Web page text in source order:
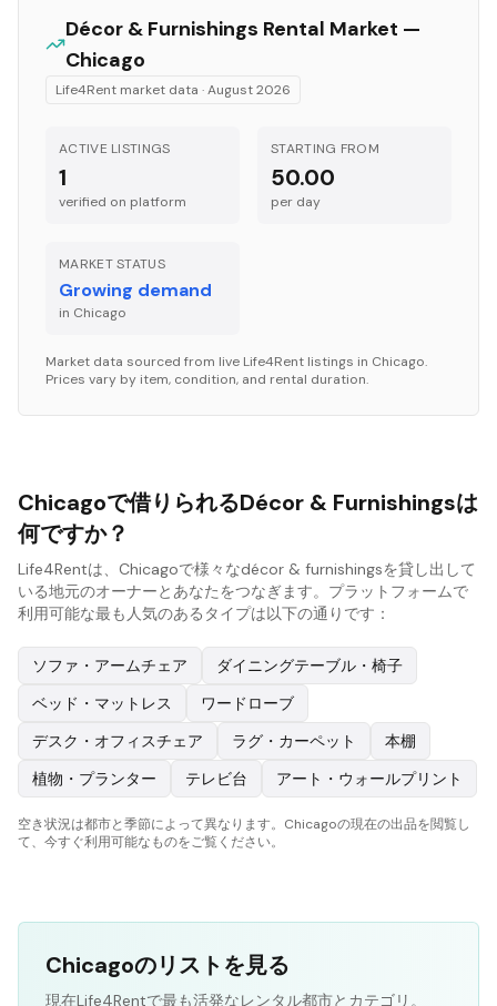
Décor & Furnishings Rental Market —
Chicago
Life4Rent market data ·August 2026
ACTIVE LISTINGS
1
verified on platform
STARTING FROM
50.00
per day
MARKET STATUS
Growing demand
in Chicago
Market data sourced from live Life4Rent listings in Chicago.
Prices vary by item, condition, and rental duration.
Chicagoで借りられるDécor & Furnishingsは
何ですか？
Life4Rentは、Chicagoで様々なdécor & furnishingsを貸し出して
いる地元のオーナーとあなたをつなぎます。プラットフォームで
利用可能な最も人気のあるタイプは以下の通りです：
ソファ・アームチェア
ダイニングテーブル・椅子
ベッド・マットレス
ワードローブ
デスク・オフィスチェア
ラグ・カーペット
本棚
植物・プランター
テレビ台 アート・ウォールプリント
空き状況は都市と季節によって異なります。Chicagoの現在の出品を閲覧し
て、今すぐ利用可能なものをご覧ください。
Chicagoのリストを見る
現在Life4Rentで最も活発なレンタル都市とカテゴリ。